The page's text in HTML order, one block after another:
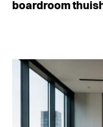
boardroom